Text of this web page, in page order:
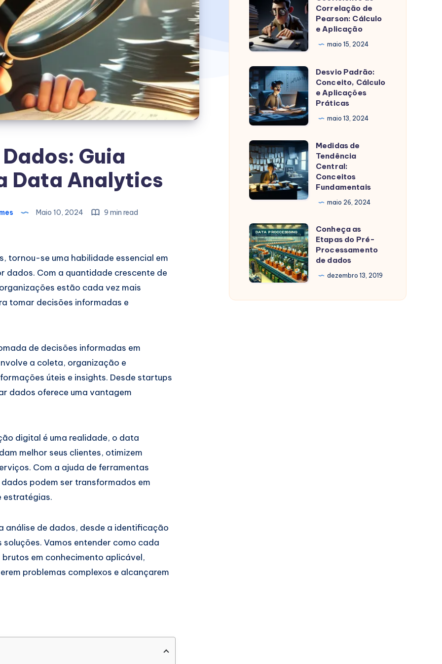
Guia
Data Analytics
Maio 10, 2024 9 min read
tornou-se uma habilidade essencial em
dados. Com a quantidade crescente de
estão cada vez mais
tomar decisões informadas e
de decisões informadas em
a coleta, organização e
úteis e insights. Desde startups
dados oferece uma vantagem
digital é uma realidade, o data
melhor seus clientes, otimizem
Com a ajuda de ferramentas
podem ser transformados em
estratégias.
análise de dados, desde a identificação
Vamos entender como cada
em conhecimento aplicável,
problemas complexos e alcançarem
para
criação
de
imagens
de
Correlação
de
Pearson:
Cálculo
e
Aplicação
Correlação de
Pearson: Cálculo
e Aplicação
maio 15, 2024
Desvio
Padrão:
Conceito,
Cálculo
e
Aplicações
Práticas
Desvio Padrão:
Conceito, Cálculo
e Aplicações
Práticas
maio 13, 2024
Medidas
de
Tendência
Central:
Conceitos
Medidas de
Tendência
Central:
Conceitos
Fundamentais
maio 26, 2024
Conheça
as
Etapas
do
Pré-
Processamento
Conheça as
Etapas do Pré-
Processamento
de dados
dezembro 13, 2019